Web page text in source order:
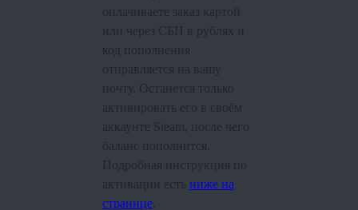
или через СБП в рублях и
отправляется на вашу
почту. Останется только
аккаунте Steam, после чего
баланс пополнится.
Подробная инструкция по
ниже на
странице